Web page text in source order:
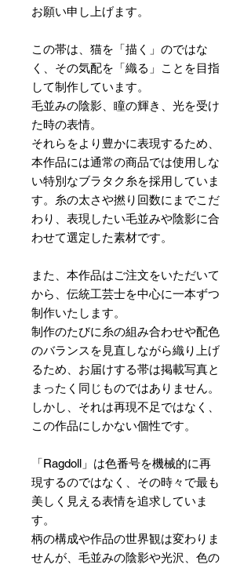
お願い申し上げます。
この帯は、猫を「描く」のではな
く、その気配を「織る」ことを目指
して制作しています。
毛並みの陰影、瞳の輝き、光を受け
た時の表情。
それらをより豊かに表現するため、
本作品には通常の商品では使用しな
い特別なブラタク糸を採用していま
す。糸の太さや撚り回数にまでこだ
わり、表現したい毛並みや陰影に合
わせて選定した素材です。
また、本作品はご注文をいただいて
から、伝統工芸士を中心に一本ずつ
制作いたします。
制作のたびに糸の組み合わせや配色
のバランスを見直しながら織り上げ
るため、お届けする帯は掲載写真と
まったく同じものではありません。
しかし、それは再現不足ではなく、
この作品にしかない個性です。
「Ragdoll」は色番号を機械的に再
現するのではなく、その時々で最も
美しく見える表情を追求していま
す。
柄の構成や作品の世界観は変わりま
せんが、毛並みの陰影や光沢、色の